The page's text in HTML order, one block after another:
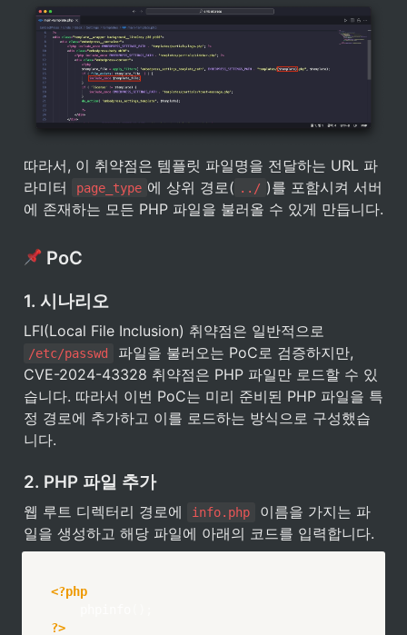
따라서, 이 취약점은 템플릿 파일명을 전달하는 URL 파
라미터
page_type 에 상위 경로( ../ )를 포함시켜 서버
에 존재하는 모든 PHP 파일을 불러올 수 있게 만듭니다.
PoC
1. 시나리오
/etc/passwd
파일을 불러오는 PoC로 검증하지만,
CVE-2024-43328 취약점은 PHP 파일만 로드할 수 있
습니다. 따라서 이번 PoC는 미리 준비된 PHP 파일을 특
정 경로에 추가하고 이를 로드하는 방식으로 구성했습
니다.
2. PHP 파일 추가
웹 루트 디렉터리 경로에 info.php
이름을 가지는 파
일을 생성하고 해당 파일에 아래의 코드를 입력합니다.
<?php
?>